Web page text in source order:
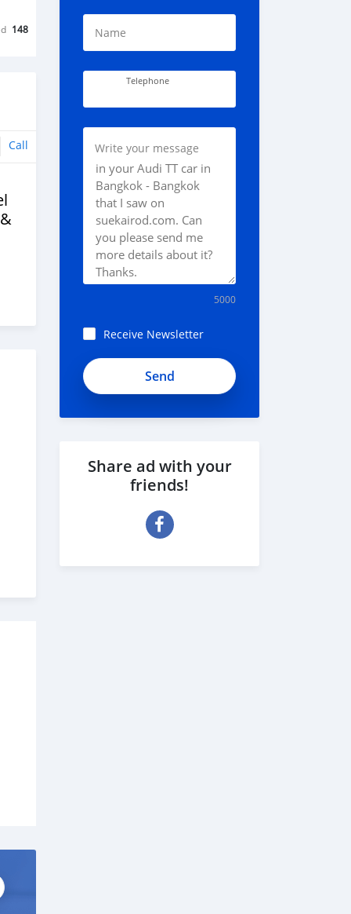
148
Call
Name
Telephone
Write your message
5000
Receive Newsletter
Share ad with your
friends!